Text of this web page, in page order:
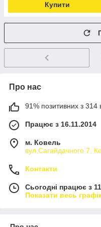
Купити
Про нас
91% позитивних з 314
Працює з 16.11.2014
м. Ковель
вул.Сагайдачного 7,
Контакти
Сьогодні працює з
Показати весь